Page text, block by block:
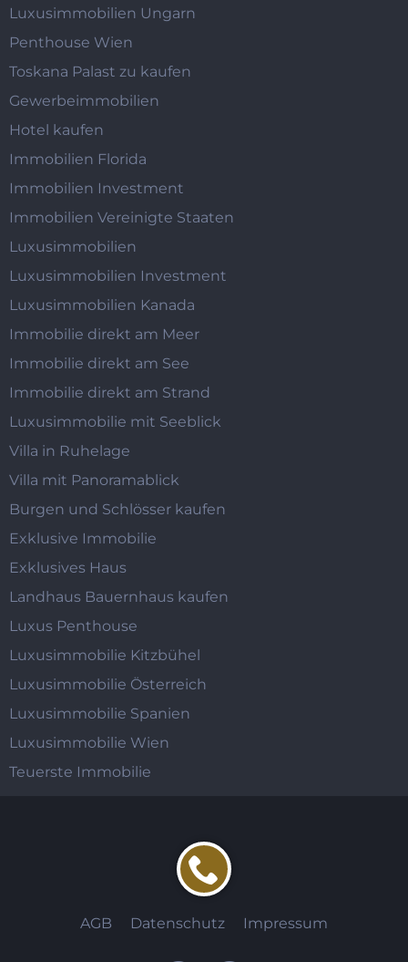
Luxusimmobilien Ungarn
Penthouse Wien
Toskana Palast zu kaufen
Gewerbeimmobilien
Hotel kaufen
Immobilien Florida
Immobilien Investment
Immobilien Vereinigte Staaten
Luxusimmobilien
Luxusimmobilien Investment
Luxusimmobilien Kanada
Immobilie direkt am Meer
Immobilie direkt am See
Immobilie direkt am Strand
Luxusimmobilie mit Seeblick
Villa in Ruhelage
Villa mit Panoramablick
Burgen und Schlösser kaufen
Exklusive Immobilie
Exklusives Haus
Landhaus Bauernhaus kaufen
Luxus Penthouse
Luxusimmobilie Kitzbühel
Luxusimmobilie Österreich
Luxusimmobilie Spanien
Luxusimmobilie Wien
Teuerste Immobilie
AGB Datenschutz Impressum